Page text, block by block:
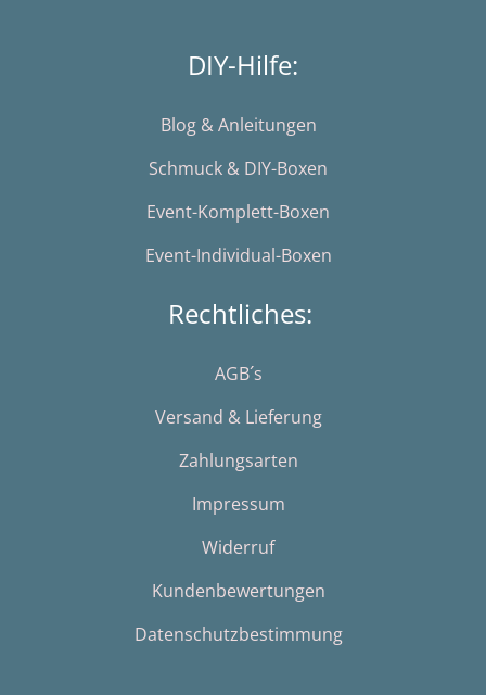
DIY-Hilfe:
Blog & Anleitungen
Schmuck & DIY-Boxen
Event-Komplett-Boxen
Event-Individual-Boxen
Rechtliches:
AGB´s
Versand & Lieferung
Zahlungsarten
Impressum
Widerruf
Kundenbewertungen
Datenschutzbestimmung